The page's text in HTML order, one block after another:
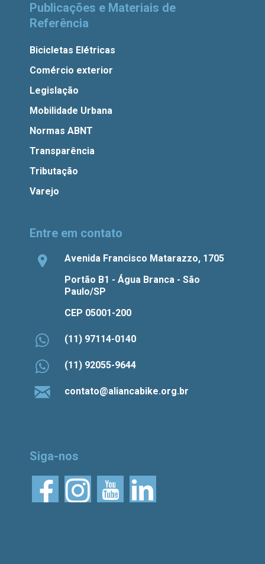
Publicações e Materiais de
Referência
Bicicletas Elétricas
Comércio exterior
Legislação
Mobilidade Urbana
Normas ABNT
Transparência
Tributação
Varejo
Entre em contato
Avenida Francisco Matarazzo, 1705
Portão B1 - Água Branca - São
Paulo/SP
CEP 05001-200
(11) 97114-0140
(11) 92055-9644
contato@aliancabike.org.br
Siga-nos